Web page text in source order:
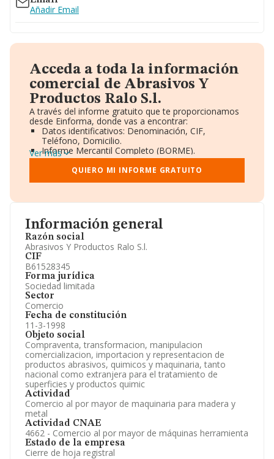
Información general
Razón social
Abrasivos Y Productos Ralo S.l.
CIF
B61528345
Forma jurídica
Sociedad limitada
Sector
Comercio
Fecha de constitución
11-3-1998
Objeto social
Compraventa, transformacion, manipulacion
comercializacion, importacion y representacion de
productos abrasivos, quimicos y maquinaria, tanto
nacional como extranjera para el tratamiento de
superficies y productos quimic
Actividad
Comercio al por mayor de maquinaria para madera y
metal
Actividad CNAE
4662 - Comercio al por mayor de máquinas herramienta
Estado de la empresa
Cierre de hoja registral
Añadir Email
Acceda a toda la información
comercial de Abrasivos Y
Productos Ralo S.l.
A través del informe gratuito que te proporcionamos
desde Einforma, donde vas a encontrar:
Datos identificativos: Denominación, CIF,
Teléfono, Domicilio.
Informe Mercantil Completo (BORME).
Gráficos de Evolución Ventas y Empleados.
Consejo de Administración y Administradores.
Directivos y Ejecutivos.
Información oficial y registral complementaria.
Ver más
QUIERO MI INFORME GRATUITO